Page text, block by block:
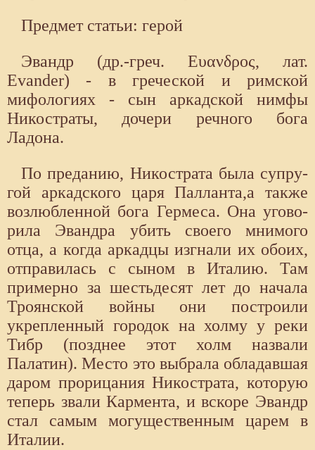
Предмет статьи: герой
Эвандр (др.-греч. Ευανδρος, лат.
Evander) - в греческой и римской
мифологиях - сын аркадской ним­фы
Никостраты, дочери речного бога
Ладона.
По преданию, Никострата была супру­
гой аркадского царя Палланта,а также
возлюбленной бога Гермеса. Она угово­
рила Эвандра убить своего мнимого
отца, а когда аркадцы изгнали их обоих,
отправилась с сыном в Италию. Там
примерно за шестьдесят лет до начала
Троянской войны они построили
укрепленный городок на холму у реки
Тибр (позднее этот холм назвали
Палатин). Место это вы­брала обладавшая
даром прорицания Никострата, которую
теперь звали Кармента, и вскоре Эвандр
стал самым могущественным царем в
Италии.